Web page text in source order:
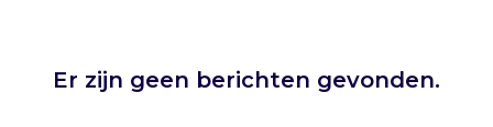
Er zijn geen berichten gevonden.